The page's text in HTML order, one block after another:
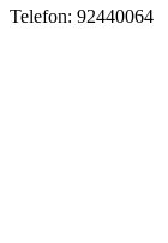
Telefon: 92440064